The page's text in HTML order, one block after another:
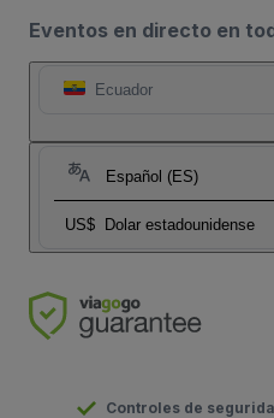
Eventos en directo en
Ecuador
Español (ES)
US$ Dolar estadounidense
Controles de